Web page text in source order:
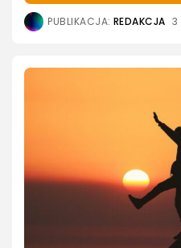
PUBLIKACJA: REDAKCJA 3